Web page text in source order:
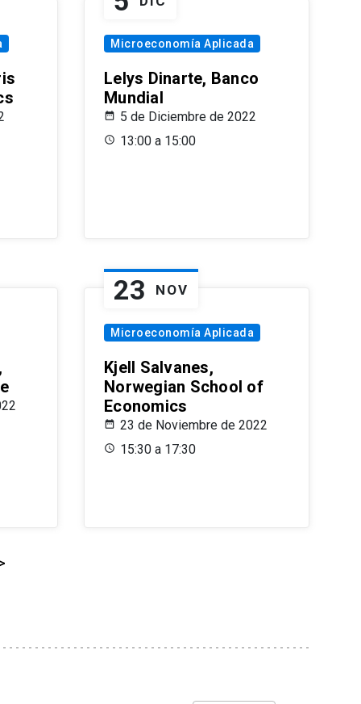
Microeconomía Aplicada
Lelys Dinarte, Banco
Mundial
5 de Diciembre de 2022
13:00 a 15:00
23 NOV
Microeconomía Aplicada
Kjell Salvanes,
Norwegian School of
Economics
23 de Noviembre de 2022
15:30 a 17:30